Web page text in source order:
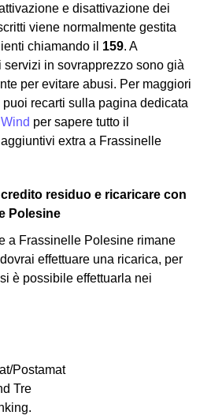
e disattivazione dei
viene normalmente gestita
chiamando il 159. A
in sovrapprezzo sono già
per evitare abusi. Per maggiori
recarti sulla pagina dedicata
per sapere tutto il
extra a Frassinelle
residuo e ricaricare con
Polesine
a Frassinelle Polesine rimane
effettuare una ricarica, per
è possibile effettuarla nei
/Postamat
Tre
.